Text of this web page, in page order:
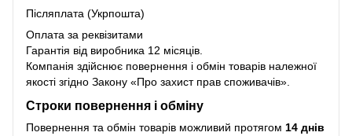
Післяплата (Укрпошта)
Оплата за реквізитами
Гарантія від виробника 12 місяців.
Компанія здійснює повернення і обмін товарів належної
якості згідно Закону «Про захист прав споживачів»
Строки повернення і обміну
Повернення та обмін товарів можливий протягом 14 днів